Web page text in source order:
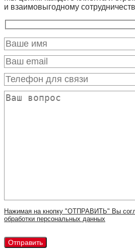
и взаимовыгодному
Нажимая на кнопку "ОТПРАВИТЬ" Вы
обработки персональных данных